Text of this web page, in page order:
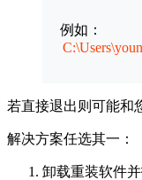
例如：
若直接退出则可能和
解决方案任选其一：
卸载重装软件